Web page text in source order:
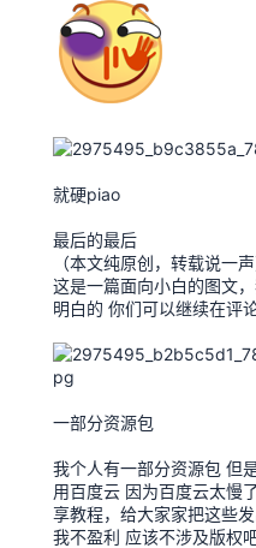
就硬piao
最后的最后
（本文纯原创，转载说一声
这是一篇面向小白的图文
明白的 你们可以继续在评
一部分资源包
我个人有一部分资源包 但
用百度云 因为百度云太慢
享教程，给大家家把这些
我不盈利 应该不涉及版权